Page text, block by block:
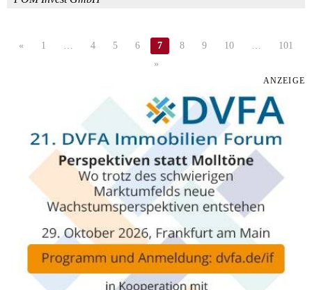
« 1 … 4 5 6 7 8 9 10 …
101
»
ANZEIGE